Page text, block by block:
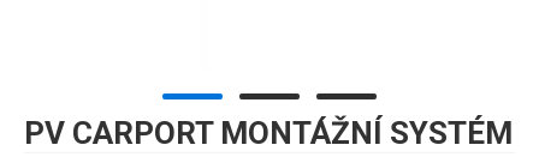
PV CARPORT MONTÁŽNÍ SYSTÉM